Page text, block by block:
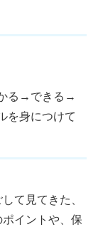
る→できる→
を身につけて
て見てきた、
イントや、保